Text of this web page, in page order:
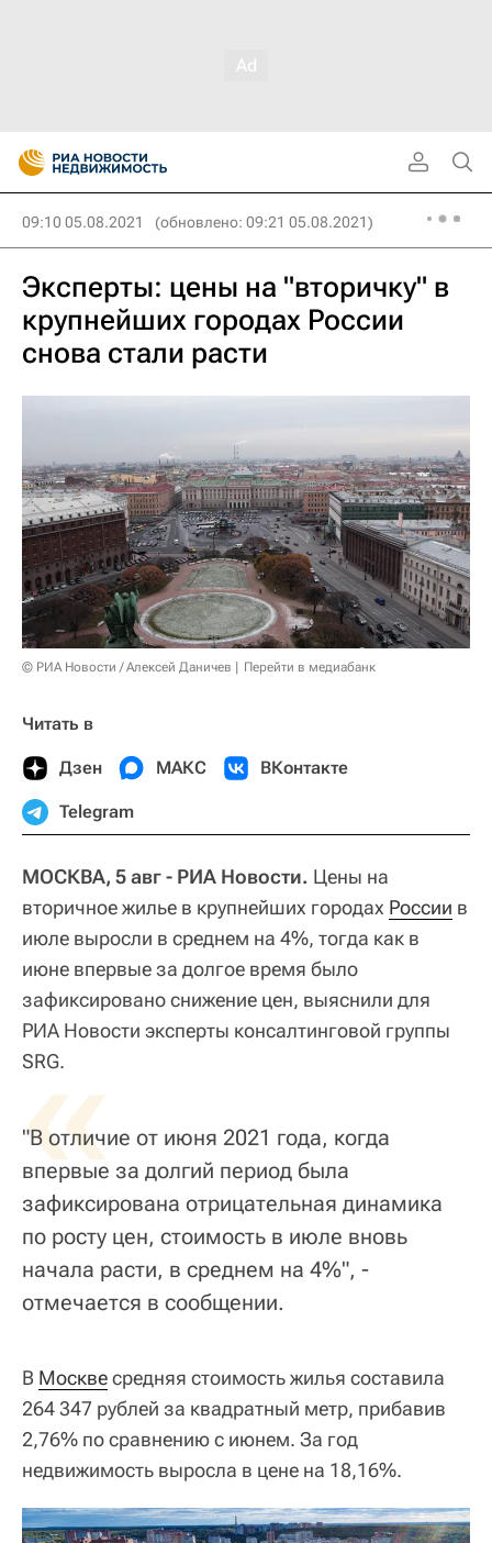
09:10 05.08.2021 (обновлено: 09:21 05.08.2021)
Эксперты: цены на "вторичку" в
крупнейших городах России
снова стали расти
© РИА Новости / Алексей Даничев Перейти в медиабанк
Читать в
Дзен МАКС ВКонтакте
Telegram
МОСКВА, 5 авг - РИА Новости. Цены на
вторичное жилье в крупнейших городах России в
июле выросли в среднем на 4%, тогда как в
июне впервые за долгое время было
зафиксировано снижение цен, выяснили для
РИА Новости эксперты консалтинговой группы
SRG.
«
"В отличие от июня 2021 года, когда
впервые за долгий период была
зафиксирована отрицательная динамика
по росту цен, стоимость в июле вновь
начала расти, в среднем на 4%", -
отмечается в сообщении.
В Москвесредняя стоимость жилья составила
264 347 рублей за квадратный метр, прибавив
2,76% по сравнению с июнем. За год
недвижимость выросла в цене на 18,16%.